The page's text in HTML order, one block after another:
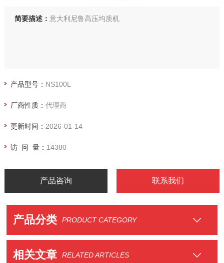
简要描述： 意大利尼鲁高压均质机
产品型号： NS100L
厂商性质： 代理商
更新时间： 2026-01-14
访 问 量： 14380
产品咨询 联系我们
产品分类 PRODUCT CATEGORY
相关文章 RELATED ARTICLES